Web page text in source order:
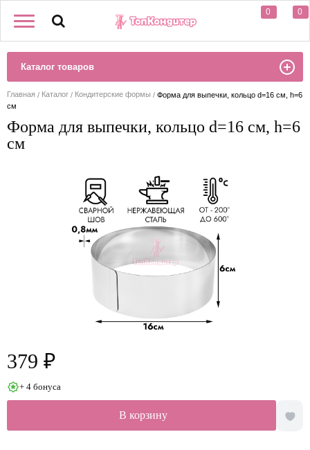
0 0
Каталог товаров
Главная Каталог Кондитерские формы
Форма для выпечки, кольцо d=16 см, h=6
см
Форма для выпечки, кольцо d=16 см, h=6
см
379 ₽
+ 4 бонуса
В корзину